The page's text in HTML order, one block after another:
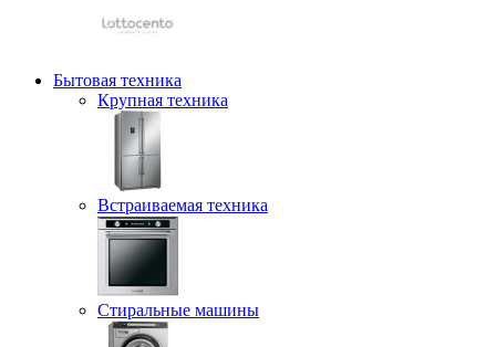
Бытовая техника
Крупная техника
Встраиваемая техника
Стиральные машины